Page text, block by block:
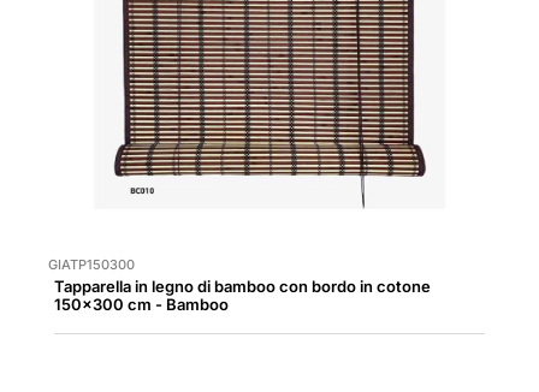
GIATP150300
Tapparella in legno di bamboo con bordo in cotone
150x300 cm - Bamboo